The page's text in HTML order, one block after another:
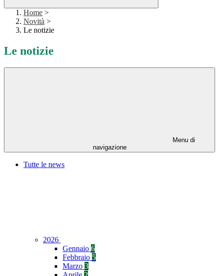
Home >
Novità >
Le notizie
Le notizie
Menu di
navigazione
Tutte le news
2026
Gennaio 6
Febbraio 5
Marzo 3